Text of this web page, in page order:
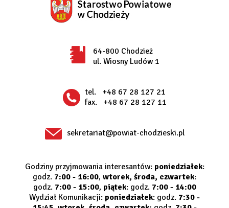
64-800 Chodzież
ul. Wiosny Ludów 1
tel.
+48 67 28 127 21
fax.
+48 67 28 127 11
sekretariat@powiat-chodzieski.pl
Godziny przyjmowania interesantów: poniedziałek:
godz. 7:00 - 16:00, wtorek, środa, czwartek:
godz. 7:00 - 15:00, piątek: godz. 7:00 - 14:00
Wydział Komunikacji: poniedziałek: godz. 7:30 -